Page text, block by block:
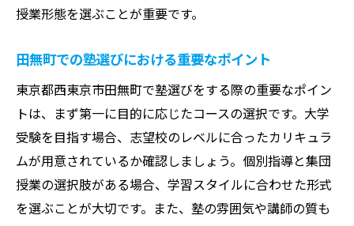
大学受験に適した塾の見つけ方
田無町の塾における費用効果の考え方
受験に成功するための塾選びの秘訣
費用に対する期待値管理の方法
大学受験に向けた最適な塾とその費用
授業形態を選ぶことが重要です。
田無町での塾選びにおける重要なポイント
東京都西東京市田無町で塾選びをする際の重要なポイン
トは、まず第一に目的に応じたコースの選択です。大学
受験を目指す場合、志望校のレベルに合ったカリキュラ
ムが用意されているか確認しましょう。個別指導と集団
授業の選択肢がある場合、学習スタイルに合わせた形式
を選ぶことが大切です。また、塾の雰囲気や講師の質も